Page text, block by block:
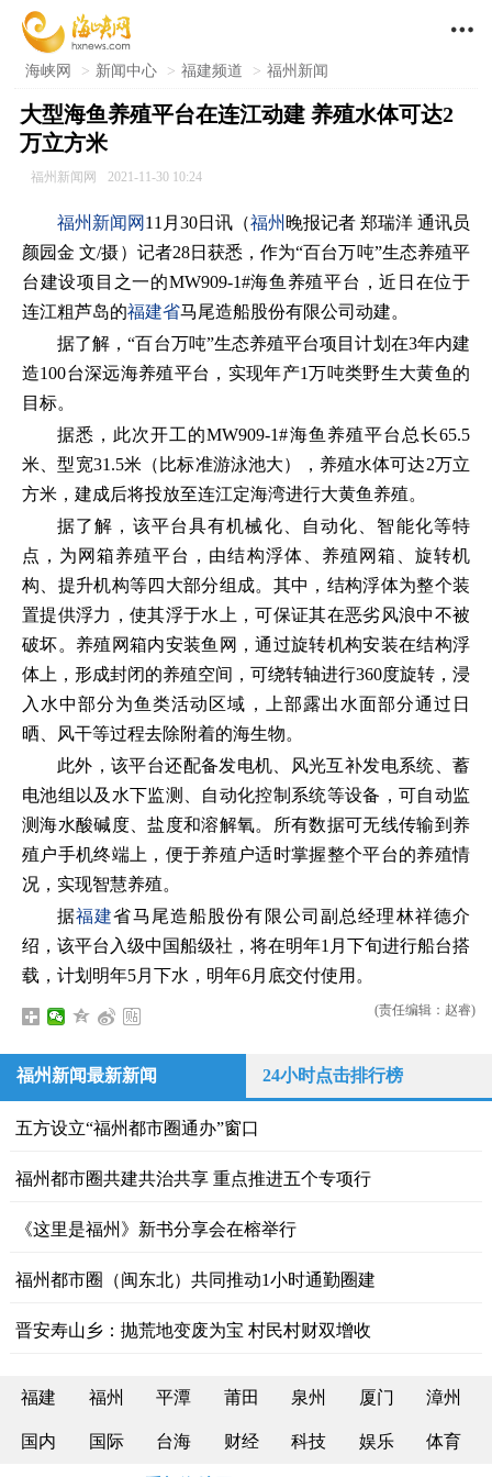

海峡网 > 新闻中心 > 福建频道 > 福州新闻
大型海鱼养殖平台在连江动建 养殖水体可达2
万立方米
福州新闻网 2021-11-30 10:24
福州新闻网 11月30日讯（福州 晚报记者 郑瑞洋 通讯员
颜园金 文/摄）记者28日获悉，作为“百台万吨”生态养殖平
台建设项目之一的MW909-1#海鱼养殖平台，近日在位于
连江粗芦岛的福建省马尾造船股份有限公司动建。
据了解，“百台万吨”生态养殖平台项目计划在3年内建
造100台深远海养殖平台，实现年产1万吨类野生大黄鱼的
目标。
据悉，此次开工的MW909-1#海鱼养殖平台总长65.5
米、型宽31.5米（比标准游泳池大），养殖水体可达2万立
方米，建成后将投放至连江定海湾进行大黄鱼养殖。
据了解，该平台具有机械化、自动化、智能化等特
点，为网箱养殖平台，由结构浮体、养殖网箱、旋转机
构、提升机构等四大部分组成。其中，结构浮体为整个装
置提供浮力，使其浮于水上，可保证其在恶劣风浪中不被
破坏。养殖网箱内安装鱼网，通过旋转机构安装在结构浮
体上，形成封闭的养殖空间，可绕转轴进行360度旋转，浸
入水中部分为鱼类活动区域，上部露出水面部分通过日
晒、风干等过程去除附着的海生物。
此外，该平台还配备发电机、风光互补发电系统、蓄
电池组以及水下监测、自动化控制系统等设备，可自动监
测海水酸碱度、盐度和溶解氧。所有数据可无线传输到养
殖户手机终端上，便于养殖户适时掌握整个平台的养殖情
况，实现智慧养殖。
据福建省马尾造船股份有限公司副总经理林祥德介
绍，该平台入级中国船级社，将在明年1月下旬进行船台搭
载，计划明年5月下水，明年6月底交付使用。
(责任编辑：赵睿)
福州新闻最新新闻 24小时点击排行榜
五方设立“福州都市圈通办”窗口
福州都市圈共建共治共享 重点推进五个专项行
《这里是福州》新书分享会在榕举行
福州都市圈（闽东北）共同推动1小时通勤圈建
晋安寿山乡：抛荒地变废为宝 村民村财双增收
福建 福州 平潭 莆田 泉州 厦门 漳州
国内 国际 台海 财经 科技 娱乐 体育